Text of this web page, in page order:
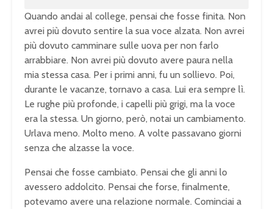
Quando andai al college, pensai che fosse finita. Non
avrei più dovuto sentire la sua voce alzata. Non avrei
più dovuto camminare sulle uova per non farlo
arrabbiare. Non avrei più dovuto avere paura nella
mia stessa casa. Per i primi anni, fu un sollievo. Poi,
durante le vacanze, tornavo a casa. Lui era sempre lì.
Le rughe più profonde, i capelli più grigi, ma la voce
era la stessa. Un giorno, però, notai un cambiamento.
Urlava meno. Molto meno. A volte passavano giorni
senza che alzasse la voce.
Pensai che fosse cambiato. Pensai che gli anni lo
avessero addolcito. Pensai che forse, finalmente,
potevamo avere una relazione normale. Cominciai a